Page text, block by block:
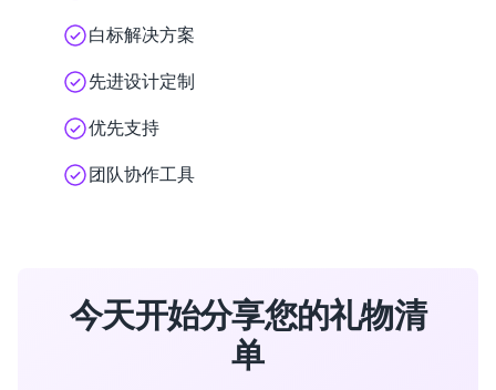
白标解决方案
先进设计定制
优先支持
团队协作工具
今天开始分享您的礼物清
单